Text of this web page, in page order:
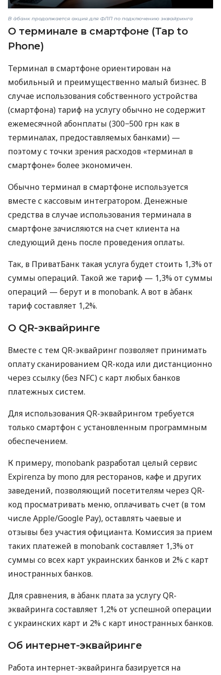
В àбанк продолжается акция для ФЛП по подключению эквайринга
О терминале в смартфоне (Tap to
Phone)
Терминал в смартфоне ориентирован на
мобильный и преимущественно малый бизнес. В
случае использования собственного устройства
(смартфона) тариф на услугу обычно не содержит
ежемесячной абонплаты (300−500 грн как в
терминалах, предоставляемых банками) —
поэтому с точки зрения расходов «терминал в
смартфоне» более экономичен.
Обычно терминал в смартфоне используется
вместе с кассовым интегратором. Денежные
средства в случае использования терминала в
смартфоне зачисляются на счет клиента на
следующий день после проведения оплаты.
Так, в ПриватБанк такая услуга будет стоить 1,3% от
суммы операций. Такой же тариф — 1,3% от суммы
операций — берут и в monobank. А вот в àбанк
тариф составляет 1,2%.
О QR-эквайринге
Вместе с тем QR-эквайринг позволяет принимать
оплату сканированием QR-кода или дистанционно
через ссылку (без NFC) с карт любых банков
платежных систем.
Для использования QR-эквайрингом требуется
только смартфон с установленным программным
обеспечением.
К примеру, monobank разработал целый сервис
Expirenza by mono для ресторанов, кафе и других
заведений, позволяющий посетителям через QR-
код просматривать меню, оплачивать счет (в том
числе Apple/Google Pay), оставлять чаевые и
отзывы без участия официанта. Комиссия за прием
таких платежей в monobank составляет 1,3% от
суммы со всех карт украинских банков и 2% с карт
иностранных банков.
Для сравнения, в àбанк плата за услугу QR-
эквайринга составляет 1,2% от успешной операции
с украинских карт и 2% с карт иностранных банков.
Об интернет-эквайринге
Работа интернет-эквайринга базируется на